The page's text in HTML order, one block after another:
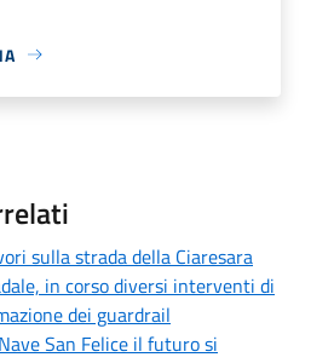
sulla strada della Ciaresara
in corso diversi interventi di
dei guardrail
San Felice il futuro si